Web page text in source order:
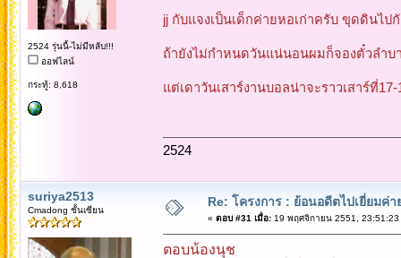
2524 รุ่นนี้-ไม่มีหลับ!!!
ออฟไลน์
กระทู้: 8,618
jj กับแจงเป็นเด็กค่ายหอเก่าครับ ขุดดินไ
ถ้ายังไม่กำหนดวันแน่นอนผมก็จองตั๋วลำบ
แต่เดาวันเสาร์งานบอลน่าจะราวเสาร์ที่
2524
suriya2513
Cmadong ชั้นเซียน
Re: โครงการ : ย้อนอดีตไปเยี่ยมค่
« ตอบ #31 เมื่อ:19 พฤศจิกายน 2551, 23:51:23
ตอบน้องนุช